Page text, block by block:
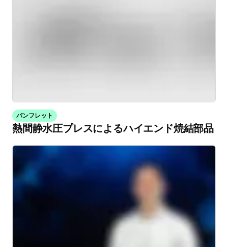
パンフレット
熱間静水圧プレスによるハイエンド焼結部品